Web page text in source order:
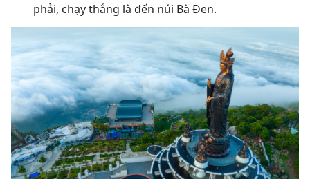
phải, chạy thẳng là đến núi Bà Đen.